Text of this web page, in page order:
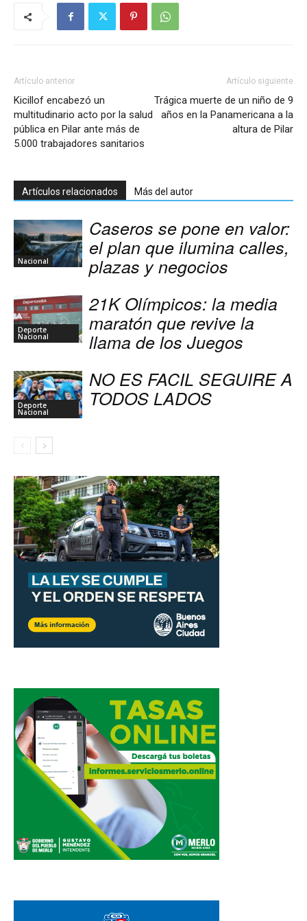
Artículo anterior
Kicillof encabezó un
multitudinario acto por la salud
pública en Pilar ante más de
5.000 trabajadores sanitarios
Artículo siguiente
Trágica muerte de un niño de 9
años en la Panamericana a la
altura de Pilar
Artículos relacionados Más del autor
Nacional
Caseros se pone en valor:
el plan que ilumina calles,
plazas y negocios
Deporte
Nacional
21K Olímpicos: la media
maratón que revive la
llama de los Juegos
Deporte
Nacional
NO ES FACIL SEGUIRE A
TODOS LADOS